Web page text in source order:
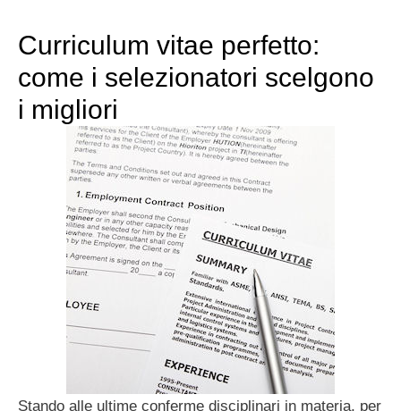
Curriculum vitae perfetto:
come i selezionatori scelgono
i migliori
Stando alle ultime conferme disciplinari in materia, per